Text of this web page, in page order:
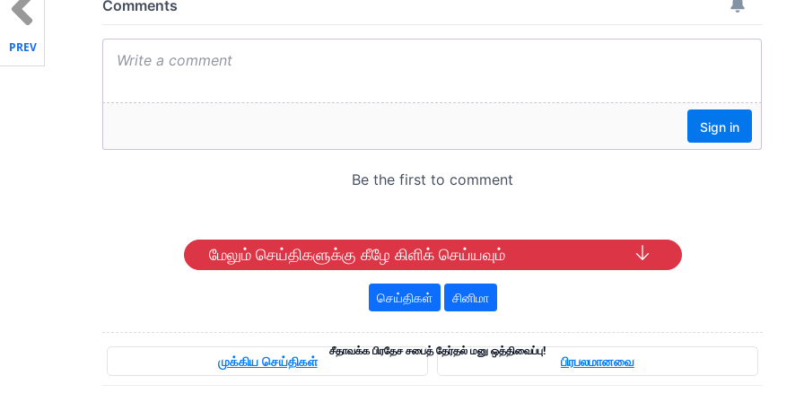
மேலும் செய்திகளுக்கு கீழே கிளிக் செய்யவும்
செய்திகள் சினிமா
முக்கிய செய்திகள் பிரபலமானவை
சீதாவக்க பிரதேச சபைத் தேர்தல் மனு ஒத்திவைப்பு!
PREV